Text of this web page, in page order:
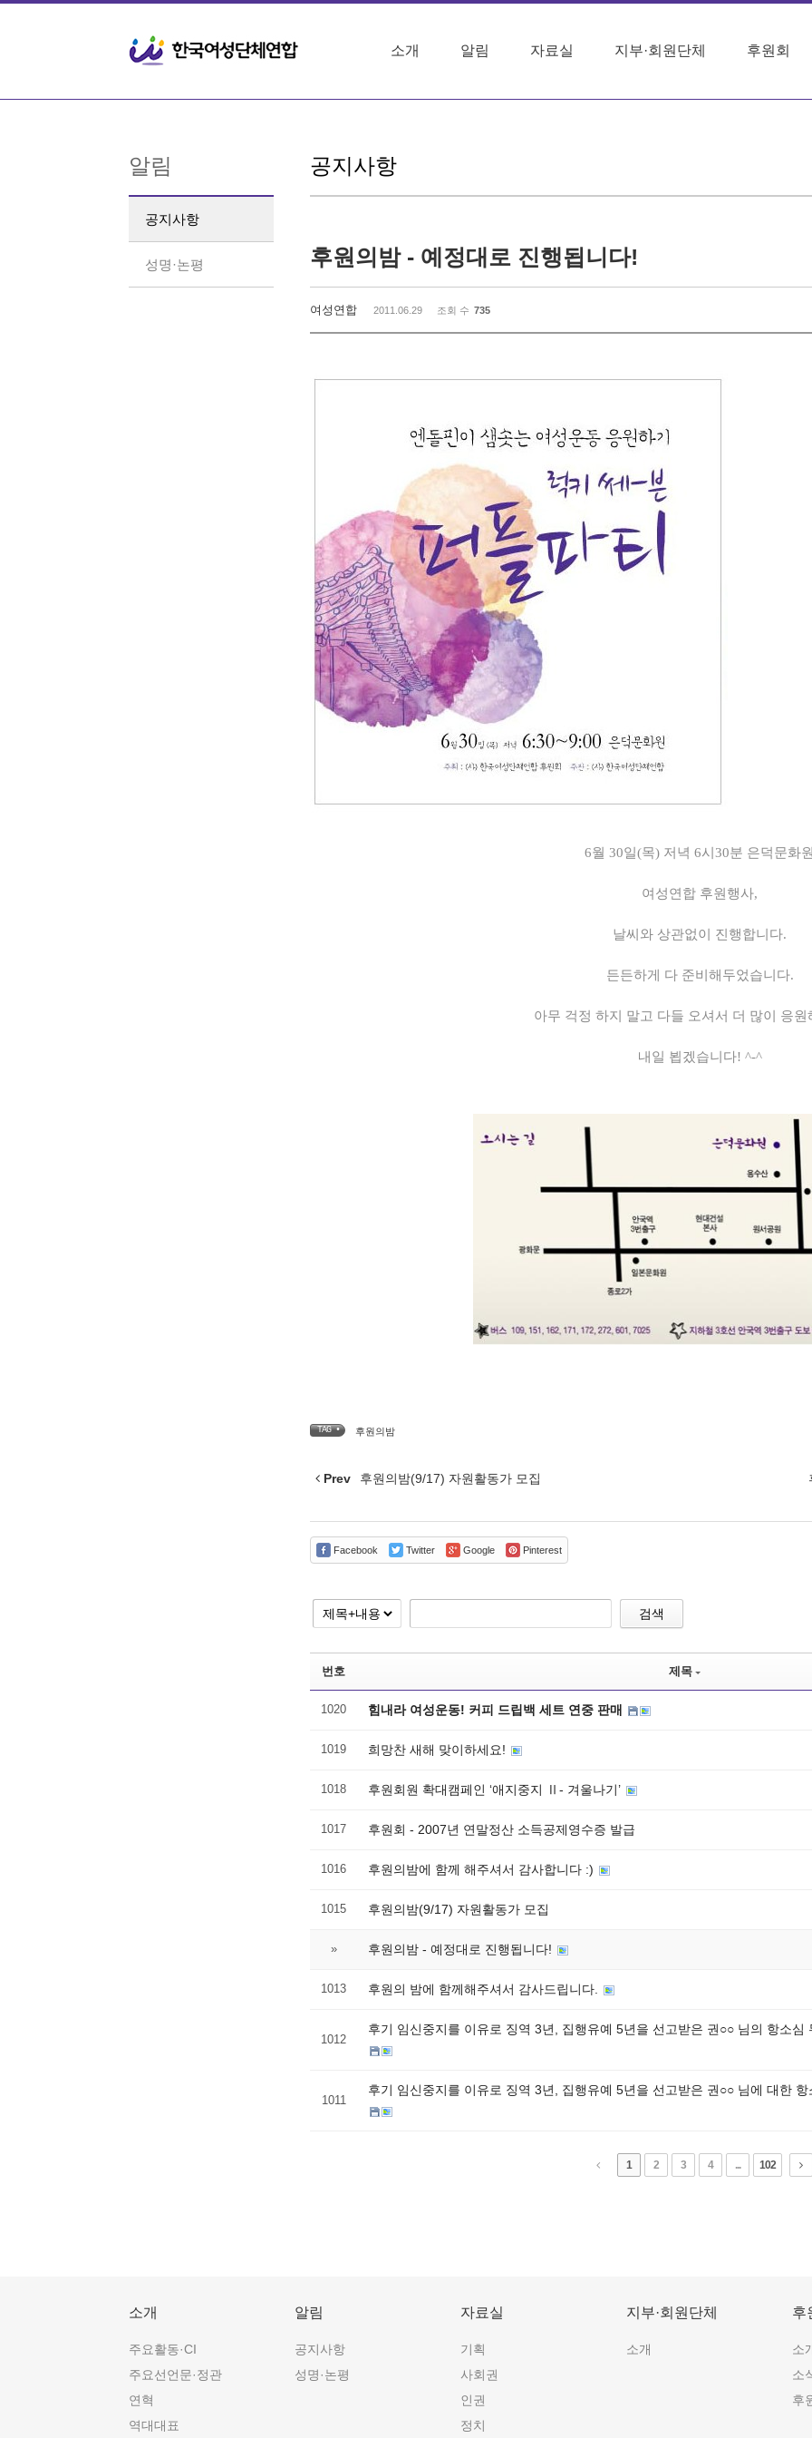
소개 알림 자료실 지부·회원단체 후원회
알림
공지사항
성명·논평
공지사항
후원의밤 - 예정대로 진행됩니다!
여성연합 2011.06.29 조회 수 735
6월 30일(목) 저녁 6시30분 은덕문화원
여성연합 후원행사,
날씨와 상관없이 진행합니다.
든든하게 다 준비해두었습니다.
아무 걱정 하지 말고 다들 오셔서 더 많이 응원
내일 뵙겠습니다! ^-^
TAG • 후원의밤
Prev 후원의밤(9/17) 자원활동가 모집
Facebook Twitter Google Pinterest
검색
번호 제목
1020 힘내라 여성운동! 커피 드립백 세트 연중 판매
1019 희망찬 새해 맞이하세요!
1018 후원회원 확대캠페인 ‘애지중지 Ⅱ- 겨울나기’
1017 후원회 - 2007년 연말정산 소득공제영수증 발급
1016 후원의밤에 함께 해주셔서 감사합니다 :)
1015 후원의밤(9/17) 자원활동가 모집
» 후원의밤 - 예정대로 진행됩니다!
1013 후원의 밤에 함께해주셔서 감사드립니다.
1012
후기 임신중지를 이유로 징역 3년, 집행유예 5년을 선고받은 권○○ 님의 항소심
1011
후기 임신중지를 이유로 징역 3년, 집행유예 5년을 선고받은 권○○ 님에 대한
1 2 3 4 ... 102
소개
주요활동·CI
주요선언문·정관
연혁
역대대표
알림
공지사항
성명·논평
자료실
기획
사회권
인권
정치
지부·회원단체
소개
후
소
소
후